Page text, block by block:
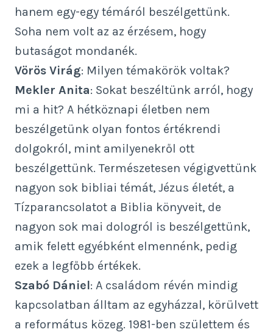
hanem egy-egy témáról beszélgettünk.
Soha nem volt az az érzésem, hogy
butaságot mondanék.
Vörös Virág: Milyen témakörök voltak?
Mekler Anita: Sokat beszéltünk arról, hogy
mi a hit? A hétköznapi életben nem
beszélgetünk olyan fontos értékrendi
dolgokról, mint amilyenekről ott
beszélgettünk. Természetesen végigvettünk
nagyon sok bibliai témát, Jézus életét, a
Tízparancsolatot a Biblia könyveit, de
nagyon sok mai dologról is beszélgettünk,
amik felett egyébként elmennénk, pedig
ezek a legfőbb értékek.
Szabó Dániel: A családom révén mindig
kapcsolatban álltam az egyházzal, körülvett
a református közeg. 1981-ben születtem és